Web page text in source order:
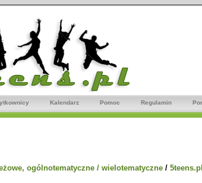
Kalendarz Pomoc Regulamin
ogólnotematyczne / wielotematyczne / 5teens.pl